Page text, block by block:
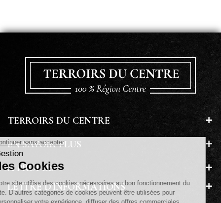
TERROIRS DU CENTRE
EN SAVOIR PLUS
A PROPOS
LETTRE D'INFORMATIONS